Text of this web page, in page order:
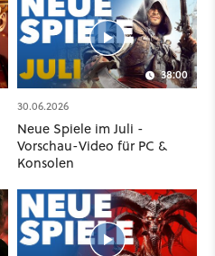
38:00
30.06.2026
Neue Spiele im Juli -
Vorschau-Video für PC &
Konsolen